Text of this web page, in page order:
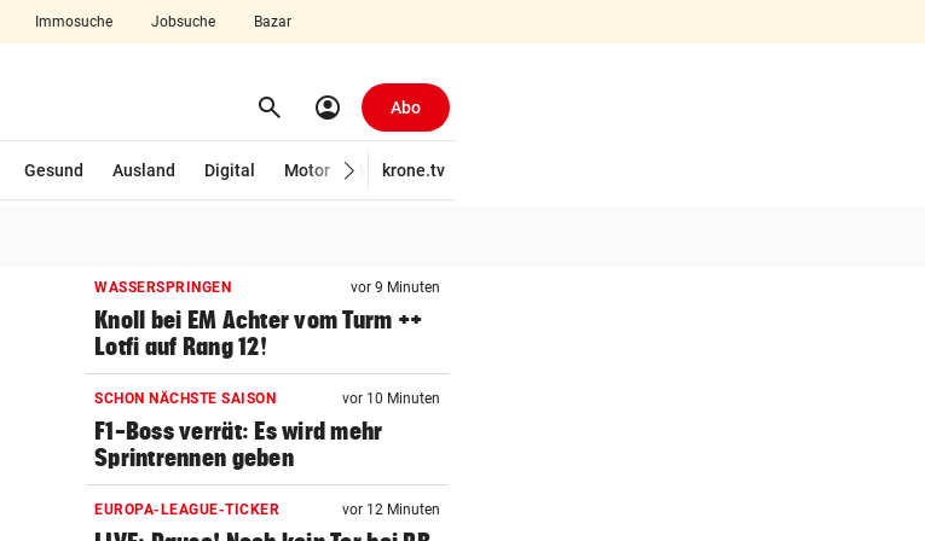
Immosuche Jobsuche Bazar
search Suchen
account_circle Abo
Gesund Ausland Digital Motor Wirtschaft
krone.tv
WASSERSPRINGEN vor 9 Minuten
Knoll bei EM Achter vom Turm ++
Lotfi auf Rang 12!
SCHON NÄCHSTE SAISON vor 10 Minuten
F1-Boss verrät: Es wird mehr
Sprintrennen geben
EUROPA-LEAGUE-TICKER vor 12 Minuten